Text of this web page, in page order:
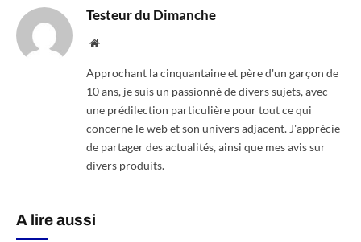
Testeur du Dimanche
Website
Approchant la cinquantaine et père d'un garçon de
10 ans, je suis un passionné de divers sujets, avec
une prédilection particulière pour tout ce qui
concerne le web et son univers adjacent. J'apprécie
de partager des actualités, ainsi que mes avis sur
divers produits.
A lire aussi